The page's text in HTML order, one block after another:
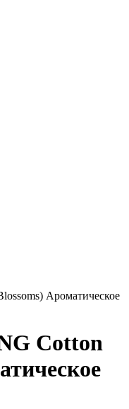
Ароматическое
Cotton